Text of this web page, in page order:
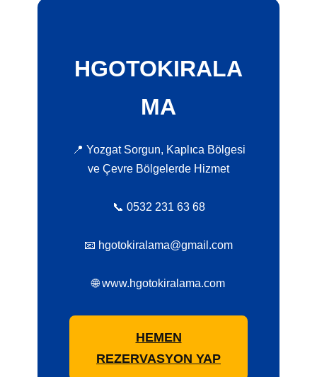
HGOTOKIRALA
MA
📍 Yozgat Sorgun, Kaplıca Bölgesi
ve Çevre Bölgelerde Hizmet
📞 0532 231 63 68
📧 hgotokiralama@gmail.com
🌐 www.hgotokiralama.com
HEMEN
REZERVASYON YAP